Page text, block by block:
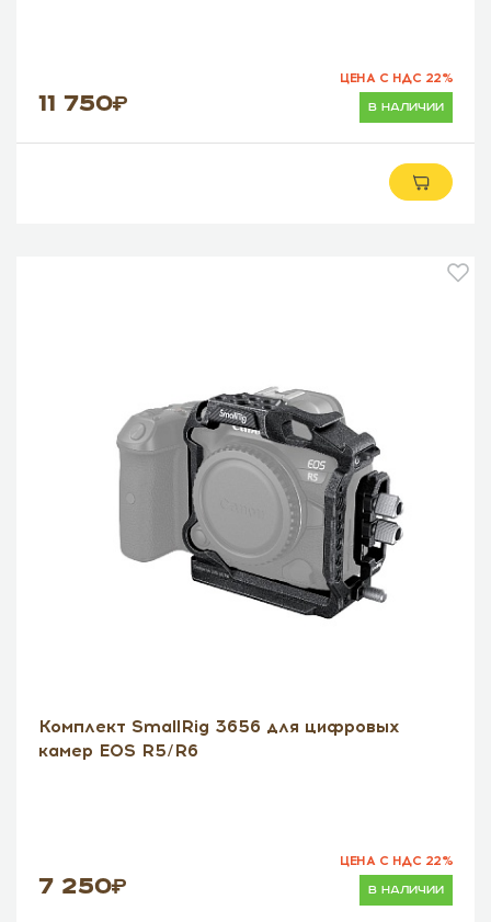
11 750 в наличии
ЦЕНА С НДС 22%
Комплект SmallRig 3656 для цифровых
камер EOS R5/R6
7 250 в наличии
ЦЕНА С НДС 22%